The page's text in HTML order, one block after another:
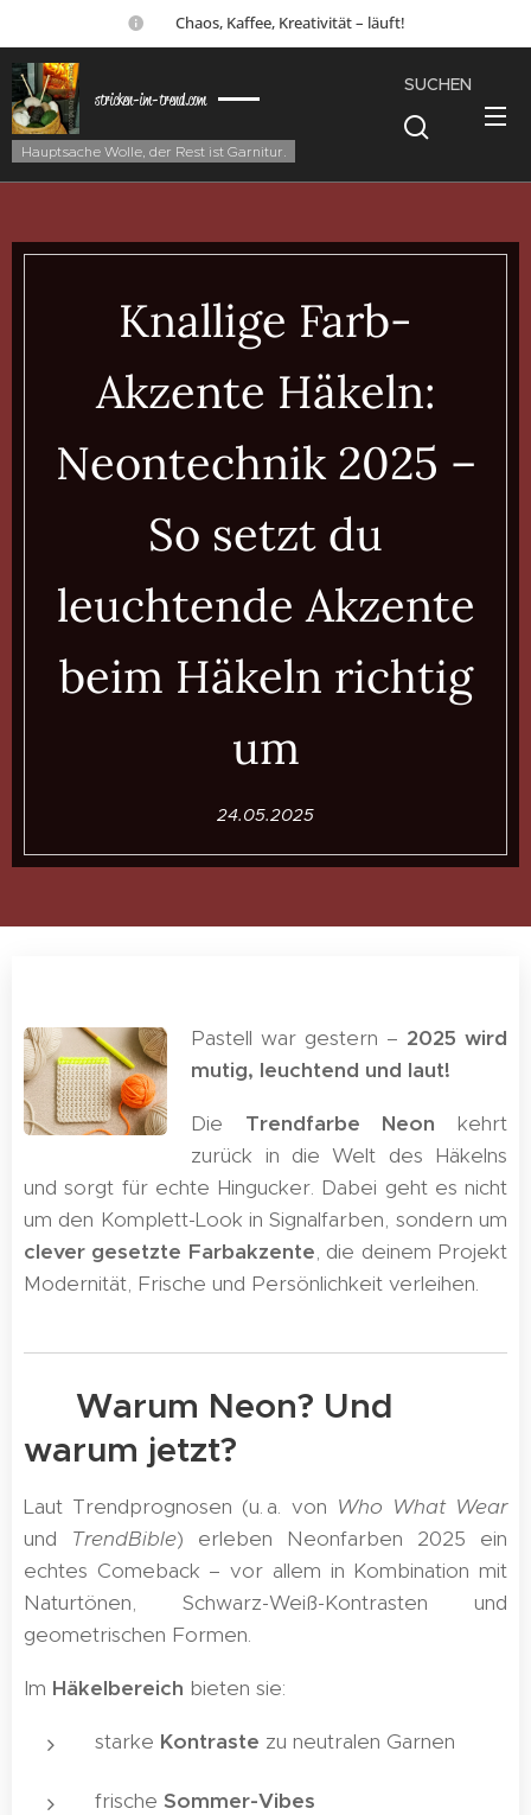
☕ Chaos, Kaffee, Kreativität – läuft!
stricken-im-trend.com
Hauptsache Wolle, der Rest ist Garnitur.
SUCHEN
Knallige Farb-
Akzente Häkeln:
Neontechnik 2025 –
So setzt du
leuchtende Akzente
beim Häkeln richtig
um
24.05.2025
Pastell war gestern – 2025 wird
mutig, leuchtend und laut!
Die Trendfarbe Neon kehrt
zurück in die Welt des Häkelns
und sorgt für echte Hingucker. Dabei geht es nicht
um den Komplett-Look in Signalfarben, sondern um
clever gesetzte Farbakzente, die deinem Projekt
Modernität, Frische und Persönlichkeit verleihen.
✨ Warum Neon? Und
warum jetzt?
Laut Trendprognosen (u. a. von Who What Wear
und TrendBible) erleben Neonfarben 2025 ein
echtes Comeback – vor allem in Kombination mit
Naturtönen, Schwarz-Weiß-Kontrasten und
geometrischen Formen.
Im Häkelbereich bieten sie:
starke Kontraste zu neutralen Garnen
frische Sommer-Vibes